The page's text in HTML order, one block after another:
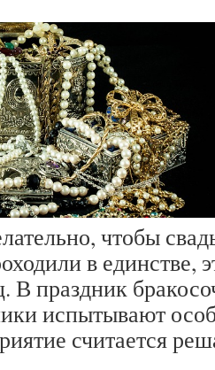
чтобы
в единстве,
В праздник
испытывают
считается